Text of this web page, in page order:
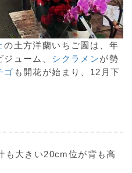
の土方洋蘭いちご園は、年
ジューム、 シクラメンが勢
ゴ も開花が始まり、12月下
も大きい20cm位が背も高